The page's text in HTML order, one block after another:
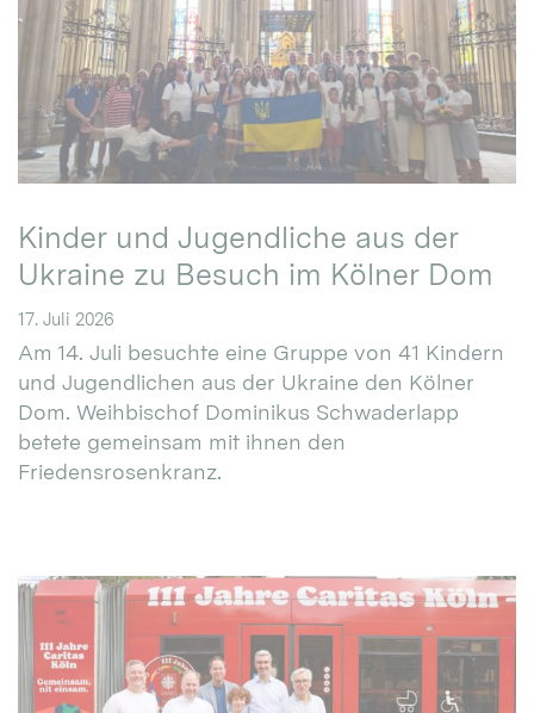
Kinder und Jugendliche aus der
Ukraine zu Besuch im Kölner Dom
17. Juli 2026
Am 14. Juli besuchte eine Gruppe von 41 Kindern
und Jugendlichen aus der Ukraine den Kölner
Dom. Weihbischof Dominikus Schwaderlapp
betete gemeinsam mit ihnen den
Friedensrosenkranz.